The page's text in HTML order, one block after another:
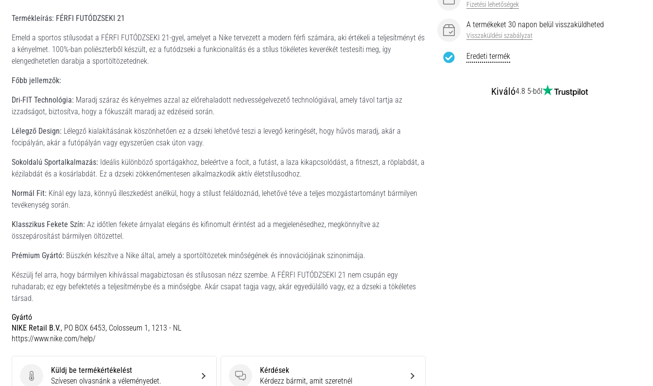
Fizetési lehetőségek
A termékeket 30 napon belül visszaküldheted
Visszaküldési szabályzat
Eredeti termék
Kiváló4.8 5-ből
Termékleírás: FÉRFI FUTÓDZSEKI 21
Emeld a sportos stílusodat a FÉRFI FUTÓDZSEKI 21-gyel, amelyet a Nike tervezett a modern férfi számára, aki értékeli a teljesítményt és
a kényelmet. 100%-ban poliészterből készült, ez a futódzseki a funkcionalitás és a stílus tökéletes keverékét testesíti meg, így
elengedhetetlen darabja a sportöltözetednek.
Főbb jellemzők:
Dri-FIT Technológia: Maradj száraz és kényelmes azzal az előrehaladott nedvességelvezető technológiával, amely távol tartja az
izzadságot, biztosítva, hogy a fókuszált maradj az edzéseid során.
Lélegző Design: Lélegző kialakításának köszönhetően ez a dzseki lehetővé teszi a levegő keringését, hogy hűvös maradj, akár a
focipályán, akár a futópályán vagy egyszerűen csak úton vagy.
Sokoldalú Sportalkalmazás: Ideális különböző sportágakhoz, beleértve a focit, a futást, a laza kikapcsolódást, a fitneszt, a röplabdát, a
kézilabdát és a kosárlabdát. Ez a dzseki zökkenőmentesen alkalmazkodik aktív életstílusodhoz.
Normál Fit: Kínál egy laza, könnyű illeszkedést anélkül, hogy a stílust feláldoznád, lehetővé téve a teljes mozgástartományt bármilyen
tevékenység során.
Klasszikus Fekete Szín: Az időtlen fekete árnyalat elegáns és kifinomult érintést ad a megjelenésedhez, megkönnyítve az
összepárosítást bármilyen öltözettel.
Prémium Gyártó: Büszkén készítve a Nike által, amely a sportöltözetek minőségének és innovációjának szinonimája.
Készülj fel arra, hogy bármilyen kihívással magabiztosan és stílusosan nézz szembe. A FÉRFI FUTÓDZSEKI 21 nem csupán egy
ruhadarab; ez egy befektetés a teljesítménybe és a minőségbe. Akár csapat tagja vagy, akár egyedülálló vagy, ez a dzseki a tökéletes
társad.
Gyártó
NIKE Retail B.V., PO BOX 6453, Colosseum 1, 1213 - NL
https://www.nike.com/help/
Küldj be termékértékelést
Küldj be termékértékelést
Szívesen olvasnánk a véleményedet.
Kérdések
Kérdések
Kérdezz bármit, amit szeretnél